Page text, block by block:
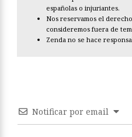
españolas o injuriantes.
Nos reservamos el
consideremos fuera de
Zenda no se hace
Notificar por email